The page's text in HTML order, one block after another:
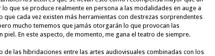
que se produce realmente en persona a las modalidades en auge a
que cada vez existen más herramientas con destrezas sorprendentes
mucho tememos que jamás otorgarán lo que provocan las
En este aspecto, de momento, me gana el teatro de siempre.
de las hibridaciones entre las artes audiovisuales combinadas con los